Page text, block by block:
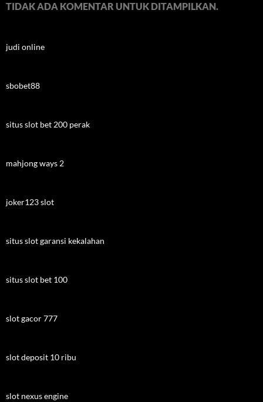
TIDAK ADA KOMENTAR UNTUK DITAMPILKAN.
judi online
sbobet88
situs slot bet 200 perak
mahjong ways 2
joker123 slot
situs slot garansi kekalahan
situs slot bet 100
slot gacor 777
slot deposit 10 ribu
slot nexus engine